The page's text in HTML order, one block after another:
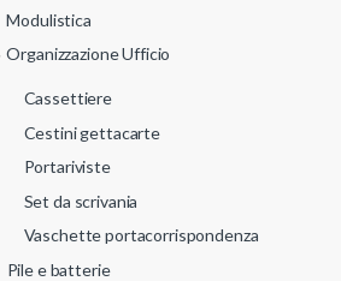
Modulistica
Organizzazione Ufficio
Cassettiere
Cestini gettacarte
Portariviste
Set da scrivania
Vaschette portacorrispondenza
Pile e batterie